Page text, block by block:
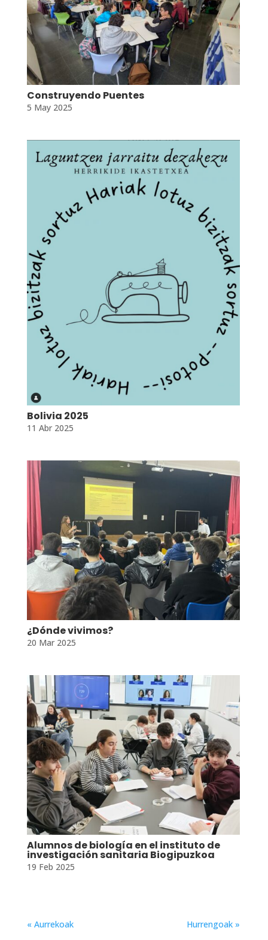
Construyendo Puentes
5 May 2025
Bolivia 2025
11 Abr 2025
¿Dónde vivimos?
20 Mar 2025
Alumnos de biología en el instituto de
investigación sanitaria Biogipuzkoa
19 Feb 2025
« Aurrekoak Hurrengoak »